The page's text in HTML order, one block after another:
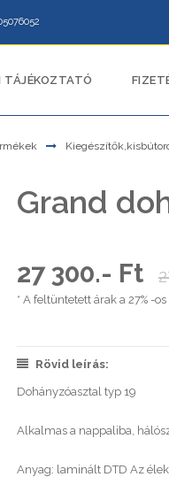
TÁJÉKOZTATÓ
Grand
27 300.- Ft
* A feltüntetett árak a 27% -
Rövid leírás:
Dohányzóasztal typ 19
Alkalmas a nappaliba,
Anyag: laminált DTD Az